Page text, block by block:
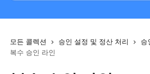
모든 콜렉션 승인 설정 및 정산 처리
승
복수 승인 라인